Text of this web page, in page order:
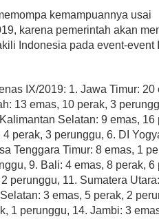
kemampuannya usai
karena pemerintah akan
Indonesia pada event-event
IX/2019: 1. Jawa Timur: 20
13 emas, 10 perak, 3
Selatan: 9 emas, 16
perak, 3 perunggu, 6. DI
Tenggara Timur: 8 emas, 1
9. Bali: 4 emas, 8 perak, 6
perunggu, 11. Sumatera
3 emas, 5 perak, 2
1 perunggu, 14. Jambi: 3